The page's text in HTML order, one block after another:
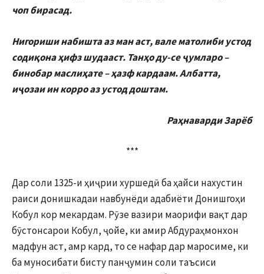
чоп бирасад.
Нигориши набишта аз ман аст, вале матолиби устод
содиқона ҳифз шудааст. Танҳо ду-се ҷумларо –
бинобар маслиҳате – ҳазф кардаам. Албатта,
иҷозаи ин корро аз устод доштам.
Раҳнаварди Зарёб
***
Дар соли 1325-и ҳиҷрии хуршедӣ ба ҳайси нахустин
раиси донишкадаи навбунёди адабиёти Донишгоҳи
Кобул кор мекардам. Рӯзе вазири маорифи вақт дар
бӯстонсарои Кобул, ҷойе, ки амир Абдураҳмонхон
мадфун аст, амр кард, то се нафар дар маросиме, ки
ба муносибати бисту панҷумин соли таъсиси